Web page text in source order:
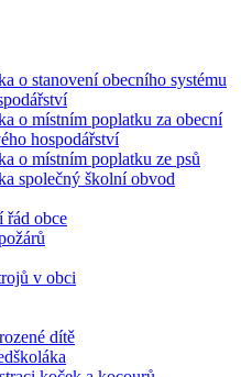
o stanovení obecního systému
o místním poplatku za obecní
hospodářství
o místním poplatku ze psů
společný školní obvod
řád obce
v obci
dítě